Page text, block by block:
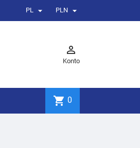
PL  PLN 

Konto
shopping_cart 0